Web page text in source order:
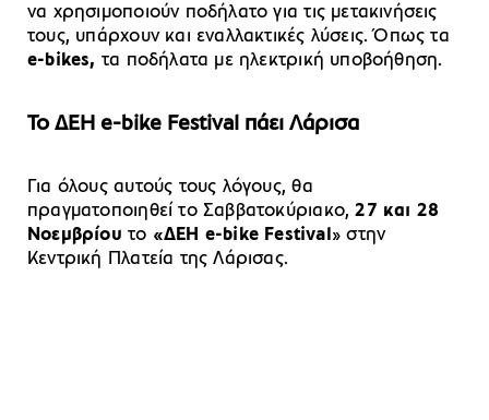
να χρησιμοποιούν ποδήλατο για τις μετακινήσεις
τους, υπάρχουν και εναλλακτικές λύσεις. Όπως τα
e-bikes, τα ποδήλατα με ηλεκτρική υποβοήθηση.
To ΔΕΗ e-bike Festival πάει Λάρισα
Για όλους αυτούς τους λόγους, θα
πραγματοποιηθεί το Σαββατοκύριακο, 27 και 28
Νοεμβρίου το «ΔΕΗ e-bike Festival» στην
Κεντρική Πλατεία της Λάρισας.